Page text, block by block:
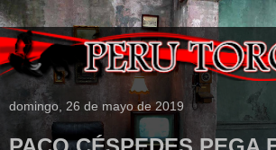
domingo, 26 de mayo de 2019